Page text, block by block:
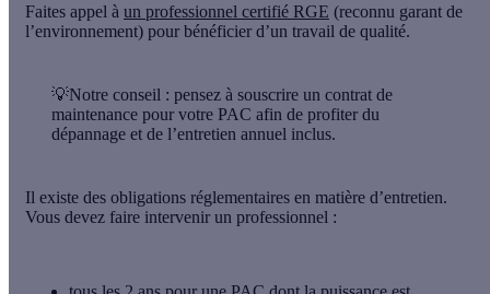
Faites appel à un professionnel certifié RGE (reconnu garant de
l’environnement) pour bénéficier d’un travail de qualité.
💡Notre conseil : pensez à souscrire un contrat de
maintenance pour votre PAC afin de profiter du
dépannage et de l’entretien annuel inclus.
Il existe des obligations réglementaires en matière d’entretien.
Vous devez faire intervenir un professionnel :